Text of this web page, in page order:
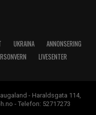
UKRAINA
ANNONSERING
LIVESENTER
- Haraldsgata 114,
- Telefon: 52717273